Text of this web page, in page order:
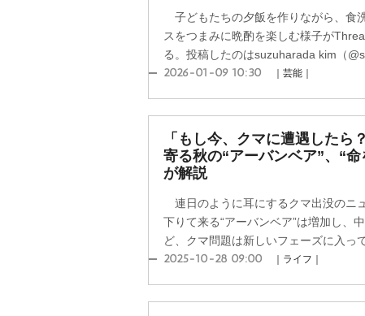
子どもたちの夕飯を作りながら、食
スをつまみに晩酌を楽しむ様子が
る。投稿したのはsuzuharada kim（
2026-01-09 10:30 ｜芸能｜
「もし今、クマに遭遇したら
寄る秋の“アーバンベア”、“
が解説
連日のように耳にするクマ出没のニ
下りて来る“アーバンベア”は増加し、
ど、クマ問題は新しいフェーズに入っ
2025-10-28 09:00 ｜ライフ｜